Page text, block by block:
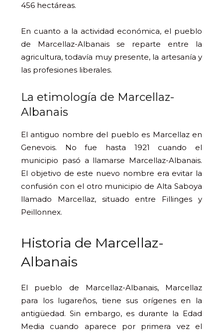
456 hectáreas.
En cuanto a la actividad económica, el pueblo
de Marcellaz-Albanais se reparte entre la
agricultura, todavía muy presente, la artesanía y
las profesiones liberales.
La etimología de Marcellaz-
Albanais
El antiguo nombre del pueblo es Marcellaz en
Genevois. No fue hasta 1921 cuando el
municipio pasó a llamarse Marcellaz-Albanais.
El objetivo de este nuevo nombre era evitar la
confusión con el otro municipio de Alta Saboya
llamado Marcellaz, situado entre Fillinges y
Peillonnex.
Historia de Marcellaz-
Albanais
El pueblo de Marcellaz-Albanais, Marcellaz
para los lugareños, tiene sus orígenes en la
antigüedad. Sin embargo, es durante la Edad
Media cuando aparece por primera vez el